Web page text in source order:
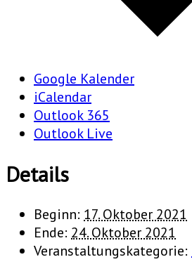
Google Kalender
iCalendar
Outlook 365
Outlook Live
Details
Beginn: 17. Oktober 2021
Ende: 24. Oktober 2021
Veranstaltungskategorie: